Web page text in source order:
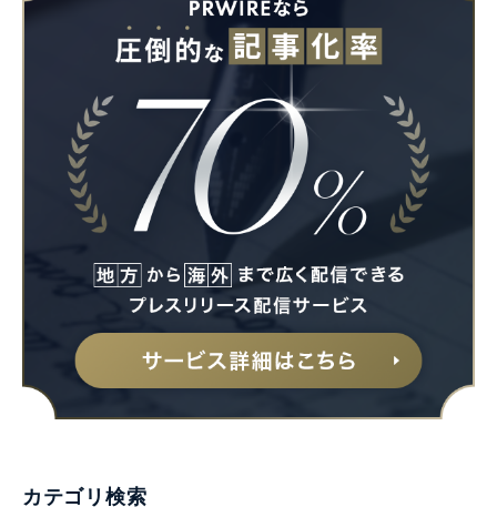
カテゴリ検索